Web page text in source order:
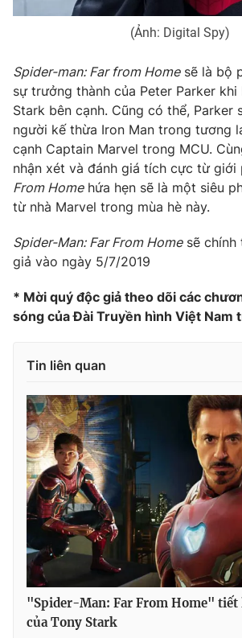
(Ảnh: Digital Spy)
Spider-man: Far from Homesẽ là bộ
sự trưởng thành của Peter Parker
Stark bên cạnh. Cũng có thể, Parker
người kế thừa Iron Man trong tương
cạnh Captain Marvel trong MCU.
nhận xét và đánh giá tích cực từ giới
From Homehứa hẹn sẽ là một siêu
từ nhà Marvel trong mùa hè này.
Spider-Man: Far From Homesẽ chính
giả vào ngày 5/7/2019
* Mời quý độc giả theo dõi các
sóng của Đài Truyền hình Việt Nam
Tin liên quan
"Spider-Man: Far From Home" tiết
của Tony Stark